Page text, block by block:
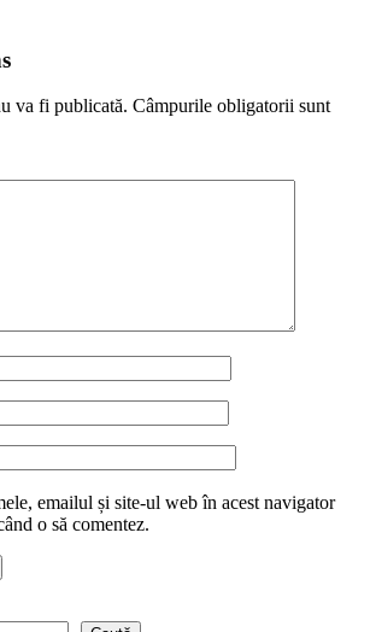
va fi publicată. Câmpurile obligatorii sunt
emailul și site-ul web în acest navigator
o să comentez.